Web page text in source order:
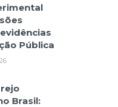
Pública
Brasil: